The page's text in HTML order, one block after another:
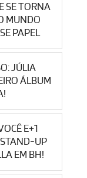
SE TORNA
MUNDO
PAPEL
JÚLIA
ÁLBUM
E+1
UP
EM BH!